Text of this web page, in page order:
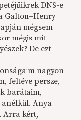
DNS-e
Galton–Henry
mégsem
mégis mit
De ezt
nagyon
feltéve persze,
barátaim,
Anya
Arra kért,